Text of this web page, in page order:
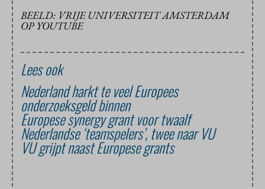
BEELD: VRIJE UNIVERSITEIT AMSTERDAM
OP YOUTUBE
Lees ook
Nederland harkt te veel Europees
onderzoeksgeld binnen
Europese synergy grant voor twaalf
Nederlandse ‘teamspelers’, twee naar VU
VU grijpt naast Europese grants